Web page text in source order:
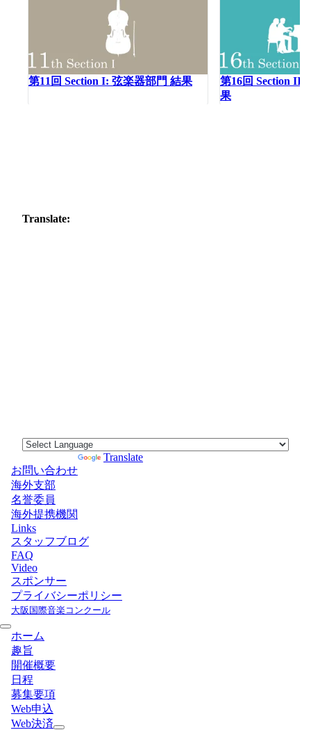
第11回 Section I: 弦楽器部門 結果
第16回 Section II:
果
Translate:
Translate
お問い合わせ
海外支部
名誉委員
海外提携機関
Links
スタッフブログ
FAQ
Video
スポンサー
プライバシーポリシー
大阪国際音楽コンクール
ホーム
趣旨
開催概要
日程
募集要項
Web申込
Web決済